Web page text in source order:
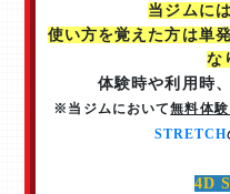
当ジムに
使い方を覚えた方は単
な
体験時や利用時
※当ジムにおいて無料体
STRETCH
4D